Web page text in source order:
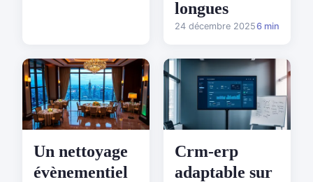
longues
24 décembre 20256 min
Un nettoyage
évènementiel
Crm-erp
adaptable sur